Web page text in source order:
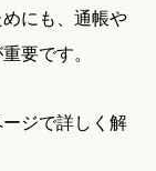
にも、通帳や
要です。
ジで詳しく解